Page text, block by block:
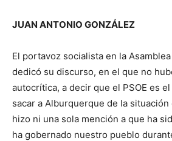
JUAN ANTONIO GONZÁLEZ
El portavoz socialista en la
dedicó su discurso, en el que no
autocrítica, a decir que el PSOE es
sacar a Alburquerque de la situación
hizo ni una sola mención a que ha
ha gobernado nuestro pueblo